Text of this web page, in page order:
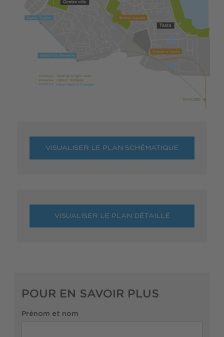
VISUALISER LE PLAN SCHÉMATIQUE
VISUALISER LE PLAN DÉTAILLÉ
POUR EN SAVOIR PLUS
Prénom et nom